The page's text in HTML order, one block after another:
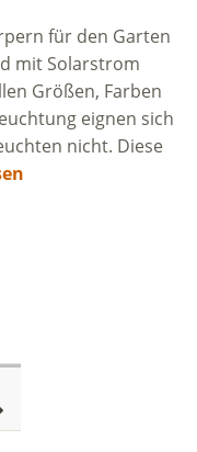
für den Garten
mit Solarstrom
Größen, Farben
eignen sich
nicht. Diese